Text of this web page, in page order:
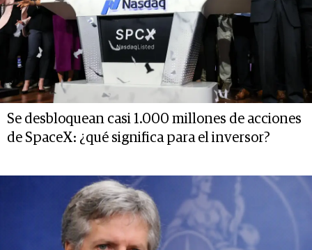
Se desbloquean casi 1.000 millones de acciones
de SpaceX: ¿qué significa para el inversor?